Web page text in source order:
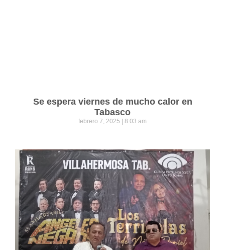
Se espera viernes de mucho calor en
Tabasco
febrero 7, 2025 8:03 am